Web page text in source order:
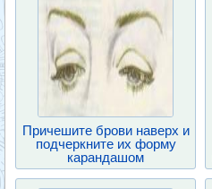
Причешите брови наверх и
подчеркните их форму
карандашом